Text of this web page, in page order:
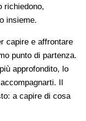
richiedono,
insieme.
capire e affrontare
punto di partenza.
approfondito, lo
Il
a capire di cosa